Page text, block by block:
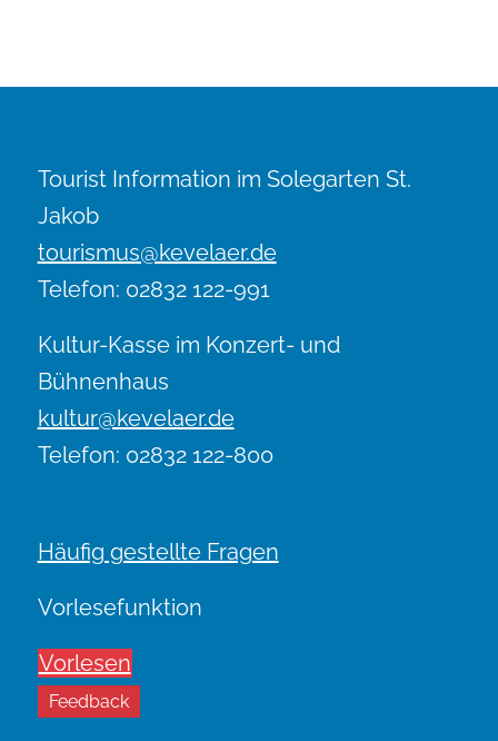
Tourist Information im Solegarten St.
Jakob
tourismus@kevelaer.de
Telefon: 02832 122-991
Kultur-Kasse im Konzert- und
Bühnenhaus
kultur@kevelaer.de
Telefon: 02832 122-800
Häufig gestellte Fragen
Vorlesefunktion
Vorlesen
Feedback